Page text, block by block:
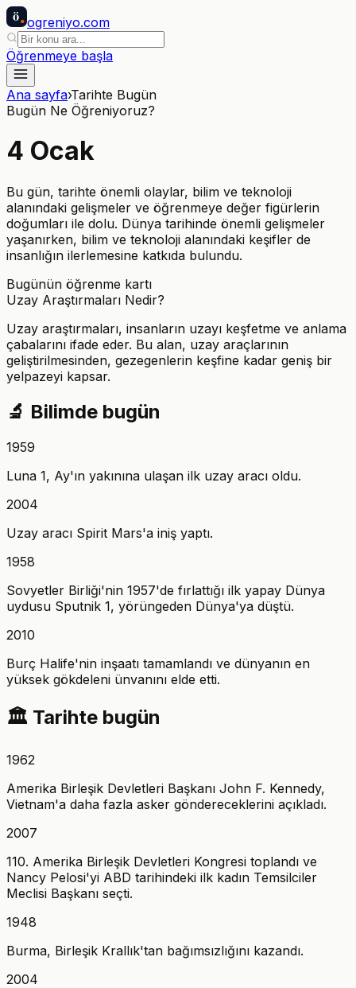
ö ogreniyo.com
Öğrenmeye başla
Ana sayfa›Tarihte Bugün
Bugün Ne Öğreniyoruz?
4 Ocak
Bu gün, tarihte önemli olaylar, bilim ve teknoloji
alanındaki gelişmeler ve öğrenmeye değer figürlerin
doğumları ile dolu. Dünya tarihinde önemli gelişmeler
yaşanırken, bilim ve teknoloji alanındaki keşifler de
insanlığın ilerlemesine katkıda bulundu.
Bugünün öğrenme kartı
Uzay Araştırmaları Nedir?
Uzay araştırmaları, insanların uzayı keşfetme ve anlama
çabalarını ifade eder. Bu alan, uzay araçlarının
geliştirilmesinden, gezegenlerin keşfine kadar geniş bir
yelpazeyi kapsar.
🔬 Bilimde bugün
1959
Luna 1, Ay'ın yakınına ulaşan ilk uzay aracı oldu.
2004
Uzay aracı Spirit Mars'a iniş yaptı.
1958
Sovyetler Birliği'nin 1957'de fırlattığı ilk yapay Dünya
uydusu Sputnik 1, yörüngeden Dünya'ya düştü.
2010
Burç Halife'nin inşaatı tamamlandı ve dünyanın en
yüksek gökdeleni ünvanını elde etti.
🏛️ Tarihte bugün
1962
Amerika Birleşik Devletleri Başkanı John F. Kennedy,
Vietnam'a daha fazla asker göndereceklerini açıkladı.
2007
110. Amerika Birleşik Devletleri Kongresi toplandı ve
Nancy Pelosi'yi ABD tarihindeki ilk kadın Temsilciler
Meclisi Başkanı seçti.
1948
Burma, Birleşik Krallık'tan bağımsızlığını kazandı.
2004